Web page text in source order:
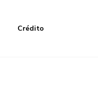
Crédito